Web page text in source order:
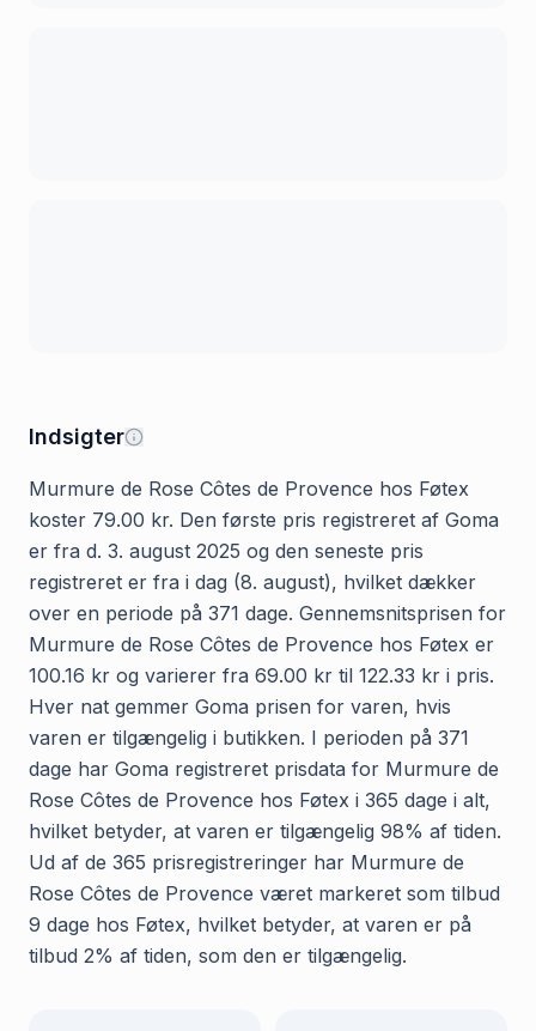
Indsigter
Murmure de Rose Côtes de Provence hos Føtex
koster 79.00 kr. Den første pris registreret af Goma
er fra d. 3. august 2025 og den seneste pris
registreret er fra i dag (8. august), hvilket dækker
over en periode på 371 dage. Gennemsnitsprisen for
Murmure de Rose Côtes de Provence hos Føtex er
100.16 kr og varierer fra 69.00 kr til 122.33 kr i pris.
Hver nat gemmer Goma prisen for varen, hvis
varen er tilgængelig i butikken. I perioden på 371
dage har Goma registreret prisdata for Murmure de
Rose Côtes de Provence hos Føtex i 365 dage i alt,
hvilket betyder, at varen er tilgængelig 98% af tiden.
Ud af de 365 prisregistreringer har Murmure de
Rose Côtes de Provence været markeret som tilbud
9 dage hos Føtex, hvilket betyder, at varen er på
tilbud 2% af tiden, som den er tilgængelig.